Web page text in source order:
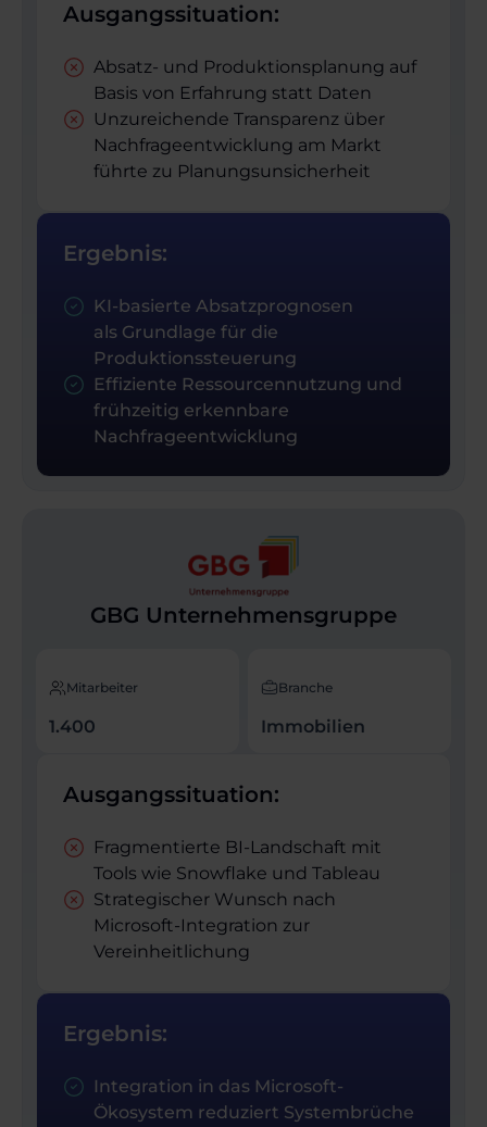
Ausgangssituation:
Absatz- und Produktions­planung auf
Basis von Erfahrung statt Daten
Unzureichende Transparenz über
Nachfrageentwicklung am Markt
führte zu Planungs­unsicherheit
Ergebnis:
KI-basierte Absatzprognosen
als Grundlage für die
Produktionssteuerung
Effiziente Ressourcennutzung und
frühzeitig erkennbare
Nachfrageentwicklung
GBG Unternehmensgruppe
Mitarbeiter
1.400
Branche
Immobilien
Ausgangssituation:
Fragmentierte BI-Landschaft mit
Tools wie Snowflake und Tableau
Strategischer Wunsch nach
Microsoft-Integration zur
Vereinheitlichung
Ergebnis:
Integration in das Microsoft-
Ökosystem reduziert Systembrüche